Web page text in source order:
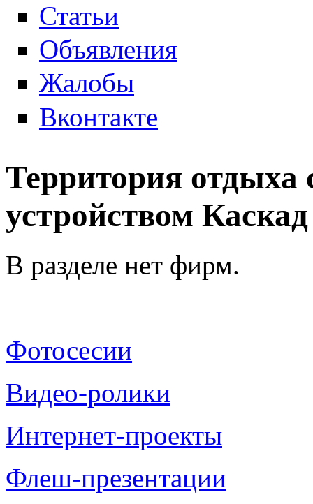
Статьи
Объявления
Жалобы
Вконтакте
Территория
устройством
В разделе нет фирм.
Фотосесии
Видео-ролики
Интернет-проекты
Флеш-презентации